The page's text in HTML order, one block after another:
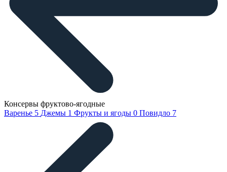
Консервы фруктово-ягодные
Варенье 5 Джемы 1 Фрукты и ягоды 0 Повидло 7